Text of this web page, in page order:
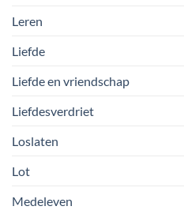
Leren
Liefde
Liefde en vriendschap
Liefdesverdriet
Loslaten
Lot
Medeleven